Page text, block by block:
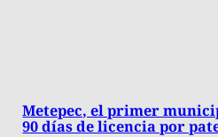
Metepec, el primer
90 días de licencia por